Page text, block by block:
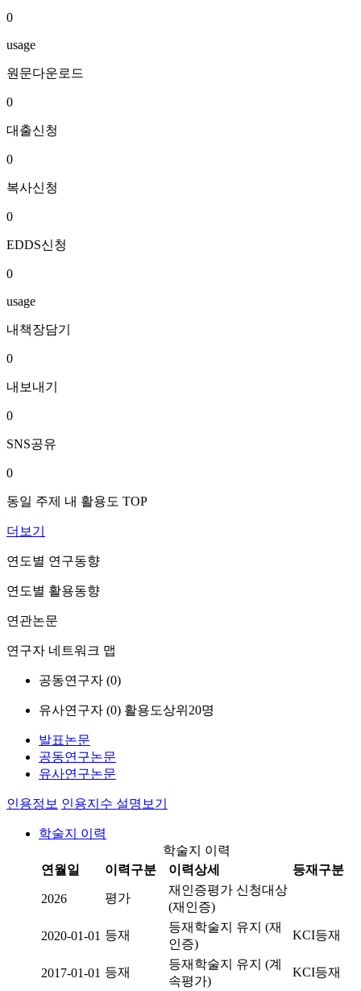
0
usage
원문다운로드
0
대출신청
0
복사신청
0
EDDS신청
0
usage
내책장담기
0
내보내기
0
SNS공유
0
동일 주제 내 활용도 TOP
더보기
연도별 연구동향
연도별 활용동향
연관논문
연구자 네트워크 맵
공동연구자 (0)
유사연구자 (0) 활용도상위20명
발표논문
공동연구논문
유사연구논문
인용정보 인용지수 설명보기
학술지 이력
학술지 이력
연월일
이력구분 이력상세 등재구분
2026 평가
재인증평가 신청대상
(재인증)
2020-01-01 등재
등재학술지 유지 (재
인증)
KCI등재
2017-01-01 등재
등재학술지 유지 (계
속평가)
KCI등재